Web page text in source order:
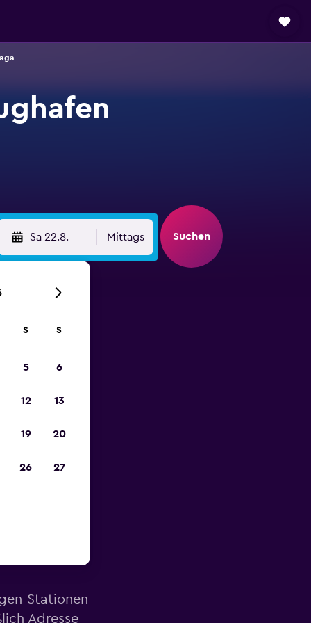
Sa 22.8. Mittags Suchen
Stationen
Adresse
S S
5 6
12 13
19 20
26 27